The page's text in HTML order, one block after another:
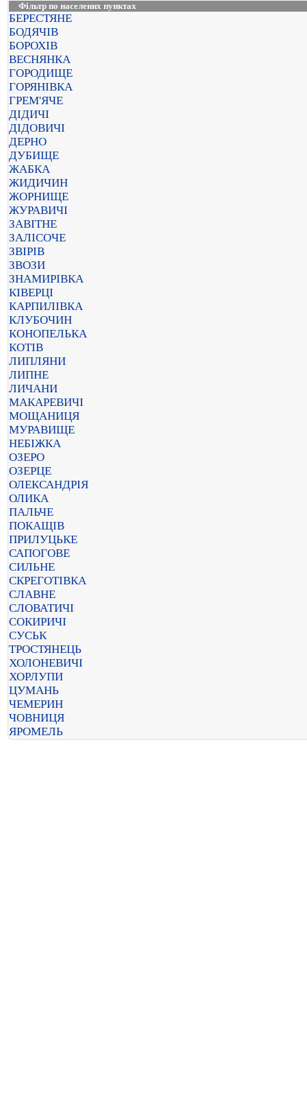
Фільтр по населених пунктах
БЕРЕСТЯНЕ
БОДЯЧІВ
БОРОХІВ
ВЕСНЯНКА
ГОРОДИЩЕ
ГОРЯНІВКА
ГРЕМ'ЯЧЕ
ДІДИЧІ
ДІДОВИЧІ
ДЕРНО
ДУБИЩЕ
ЖАБКА
ЖИДИЧИН
ЖОРНИЩЕ
ЖУРАВИЧІ
ЗАВІТНЕ
ЗАЛІСОЧЕ
ЗВІРІВ
ЗВОЗИ
ЗНАМИРІВКА
КІВЕРЦІ
КАРПИЛІВКА
КЛУБОЧИН
КОНОПЕЛЬКА
КОТІВ
ЛИПЛЯНИ
ЛИПНЕ
ЛИЧАНИ
МАКАРЕВИЧІ
МОЩАНИЦЯ
МУРАВИЩЕ
НЕБІЖКА
ОЗЕРО
ОЗЕРЦЕ
ОЛЕКСАНДРІЯ
ОЛИКА
ПАЛЬЧЕ
ПОКАЩІВ
ПРИЛУЦЬКЕ
САПОГОВЕ
СИЛЬНЕ
СКРЕГОТІВКА
СЛАВНЕ
СЛОВАТИЧІ
СОКИРИЧІ
СУСЬК
ТРОСТЯНЕЦЬ
ХОЛОНЕВИЧІ
ХОРЛУПИ
ЦУМАНЬ
ЧЕМЕРИН
ЧОВНИЦЯ
ЯРОМЕЛЬ